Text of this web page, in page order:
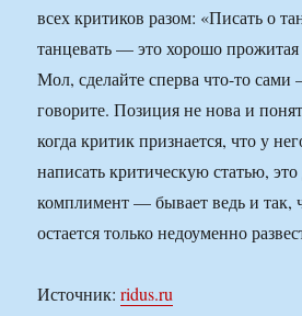
всех критиков разом: «Писать о
танцевать — это хорошо
Мол, сделайте сперва что-то
говорите. Позиция не нова и
когда критик признается, что у
написать критическую статью, это
комплимент — бывает ведь и так,
остается только недоуменно
Источник:ridus.ru